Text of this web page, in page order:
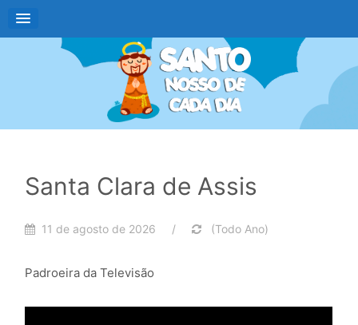
Santa Clara de Assis
11 de agosto de 2026 / (Todo Ano)
Padroeira da Televisão